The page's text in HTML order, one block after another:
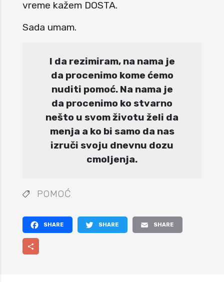
vreme kažem DOSTA.
Sada umam.
I da rezimiram, na nama je
da procenimo kome ćemo
nuditi pomoć. Na nama je
da procenimo ko stvarno
nešto u svom životu želi da
menja a ko bi samo da nas
izruči svoju dnevnu dozu
cmoljenja.
POMOĆ
Facebook